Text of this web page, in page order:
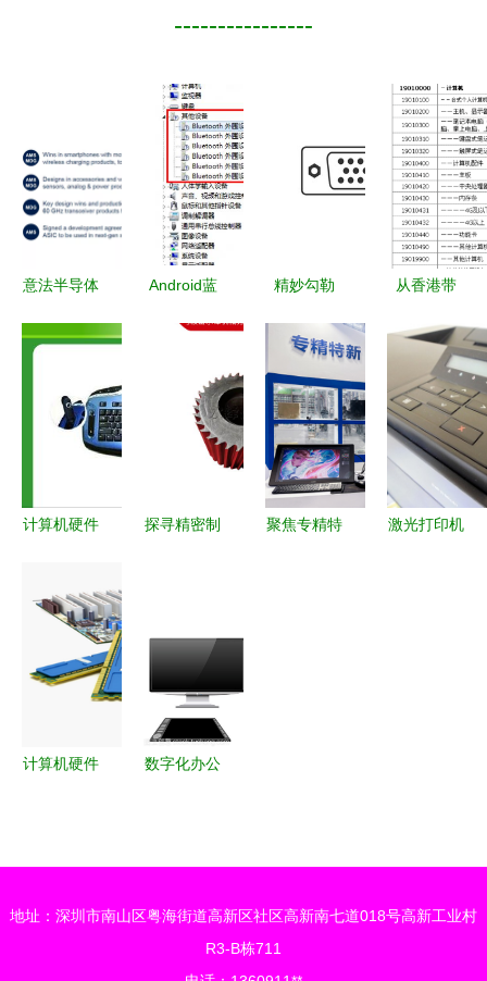
----------------
意法半导体
揭示 订单
2022全
年，市场需
计算机及外
Android蓝
示“找不到
驱动程
序”的全面
精妙勾勒
与外围设备
的细线图标
设计美学
从香港带
需要付多少
关税？详解
计算机及外
围设备征税
标准
计算机硬件
外围设备详
解
探寻精密制
机滚刀与计
算机设备的
产业联动
聚焦专精特
激光打印机
计算机硬件
数字化办公
地址：深圳市南山区粤海街道高新区社区高新南七道018号高新工业村
R3-B栋711